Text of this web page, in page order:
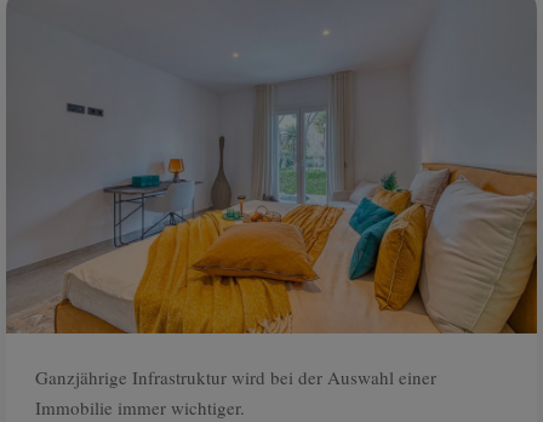
Ganzjährige Infrastruktur wird bei der Auswahl einer
Immobilie immer wichtiger.